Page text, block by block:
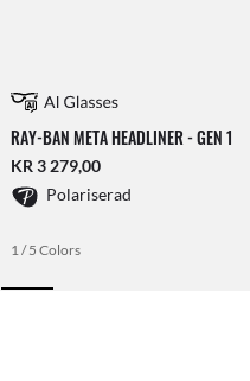
RAY-BAN META HEADLINER - GEN 1
KR 3 279,00
Polariserad
1 / 5 Colors